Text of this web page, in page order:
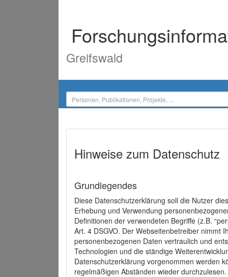
Greifswald
Hinweise zum Datenschutz
Grundlegendes
Diese Datenschutzerklärung soll die Nutzer
Erhebung und Verwendung
Definitionen der verwendeten Begriffe (z.B.
Art. 4 DSGVO. Der Webseitenbetreiber nimmt
personenbezogenen Daten vertraulich und
Technologien und die ständige
Datenschutzerklärung vorgenommen werden
regelmäßigen Abständen wieder durchzulesen.